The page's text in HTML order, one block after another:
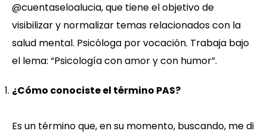
@cuentaseloalucia, que tiene el objetivo de
visibilizar y normalizar temas relacionados con la
salud mental. Psicóloga por vocación. Trabaja bajo
el lema: “Psicología con amor y con humor”.
¿Cómo conociste el término PAS?
Es un término que, en su momento, buscando, me di